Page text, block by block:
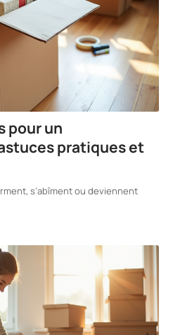
pour un
pratiques et
s’abîment ou deviennent